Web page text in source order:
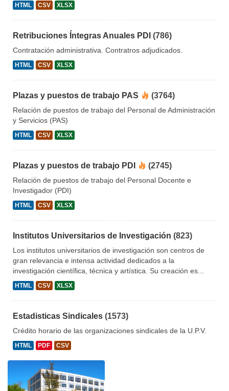
HTML CSV XLSX
Retribuciones Íntegras Anuales PDI (786)
Contratación administrativa. Contratros adjudicados.
HTML CSV XLSX
Plazas y puestos de trabajo PAS (3764)
Relación de puestos de trabajo del Personal de Administración
y Servicios (PAS)
HTML CSV XLSX
Plazas y puestos de trabajo PDI (2745)
Relación de puestos de trabajo del Personal Docente e
Investigador (PDI)
HTML CSV XLSX
Institutos Universitarios de Investigación (823)
Los institutos universitarios de investigación son centros de
gran relevancia e intensa actividad dedicados a la
investigación científica, técnica y artística. Su creación es...
HTML CSV XLSX
Estadisticas Sindicales (1573)
Crédito horario de las organizaciones sindicales de la U.P.V.
HTML PDF CSV